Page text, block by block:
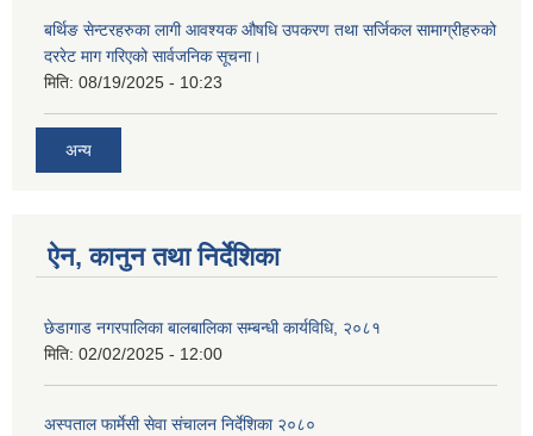
बर्थिङ सेन्टरहरुका लागी आवश्यक औषधि उपकरण तथा सर्जिकल सामाग्रीहरुको
दररेट माग गरिएको सार्वजनिक सूचना।
मिति: 08/19/2025 - 10:23
अन्य
ऐन, कानुन तथा निर्देशिका
छेडागाड नगरपालिका बालबालिका सम्बन्धी कार्यविधि, २०८१
मिति: 02/02/2025 - 12:00
अस्पताल फार्मेसी सेवा संचालन निर्देशिका २०८०